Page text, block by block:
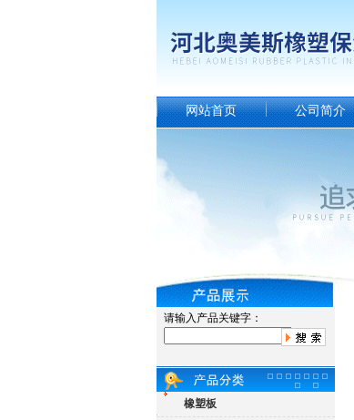
网站首页 公司简介
请输入产品关键字：
橡塑板